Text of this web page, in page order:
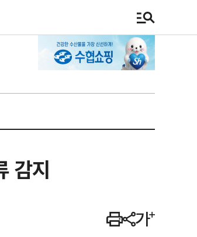
감지